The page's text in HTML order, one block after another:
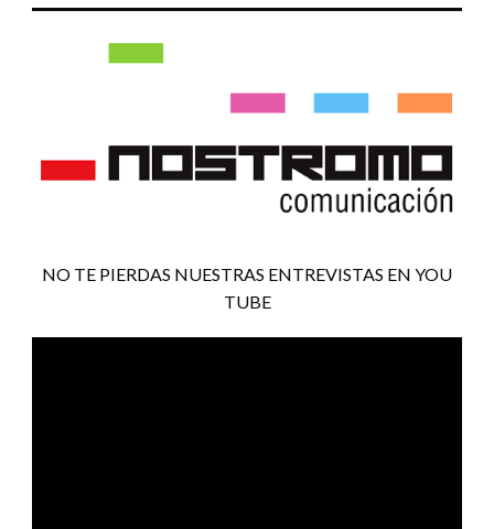
NO TE PIERDAS NUESTRAS ENTREVISTAS EN YOU
TUBE